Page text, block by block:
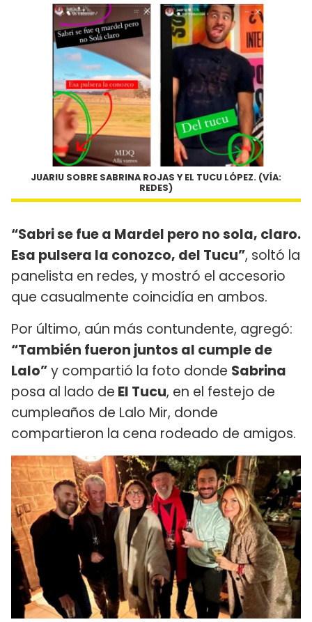
JUARIU SOBRE SABRINA ROJAS Y EL TUCU LÓPEZ. (VÍA:
REDES)
“Sabri se fue a Mardel pero no sola, claro.
Esa pulsera la conozco, del Tucu”, soltó la
panelista en redes, y mostró el accesorio
que casualmente coincidía en ambos.
Por último, aún más contundente, agregó:
“También fueron juntos al cumple de
Lalo”y compartió la foto donde Sabrina
posa al lado de El Tucu, en el festejo de
cumpleaños de Lalo Mir, donde
compartieron la cena rodeado de amigos.